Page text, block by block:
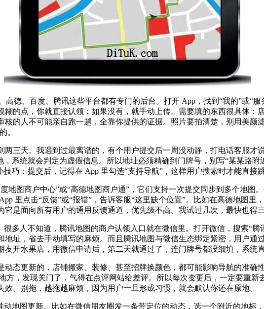
德、百度、腾讯这些平台都有专门的后台。打开 App，找到“我的”或“服
的点，你就直接认领；如果没有，就手动上传。需要填的东西很具体：
的人不可能亲自跑一趟，全靠你提供的证据。照片要拍清楚，别用美颜
。
三天。我遇到过最离谱的，有个用户提交后一周没动静，打电话客服才
系统就会判定为虚假信息。所以地址必须精确到门牌号，别写“某某路
巧：提交后，记得在 App 里勾选“支持导航”，这样用户搜索时才能直接
地图商户中心”或“高德地图商户通”，它们支持一次提交同步到多个地图
里点击“反馈”或“报错”，告诉客服“这里缺个位置”。比如在高德地图里
是面向所有用户的通用反馈通道，优先级不高。我试过几次，最快也得
多人不知道，腾讯地图的商户认领入口就在微信里。打开微信，搜索“
址，省去手动填写的麻烦。而且腾讯地图与微信生态绑定紧密，用户通
开水果店，用微信申请后，第二天就通过了，连门牌号都没细填，系统
态更新的，店铺搬家、装修、甚至招牌换颜色，都可能影响导航的准确
，发现关门了，气得在点评网站给差评。所以每次变更后，一定要重新
。别拖，越拖越麻烦，因为用户一旦形成习惯，就会默认你还在原地。
地图更新。比如在微信朋友圈发一条带定位的动态，选一个附近的地标